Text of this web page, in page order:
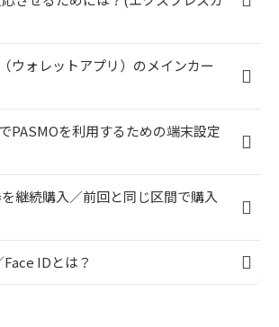
ウォレットアプリ）のメインカー
PASMOを利用するための端末設定
継続購入／前回と同じ区間で購入
IDとは？